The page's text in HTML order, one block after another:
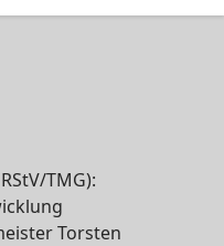
TMG):
Torsten